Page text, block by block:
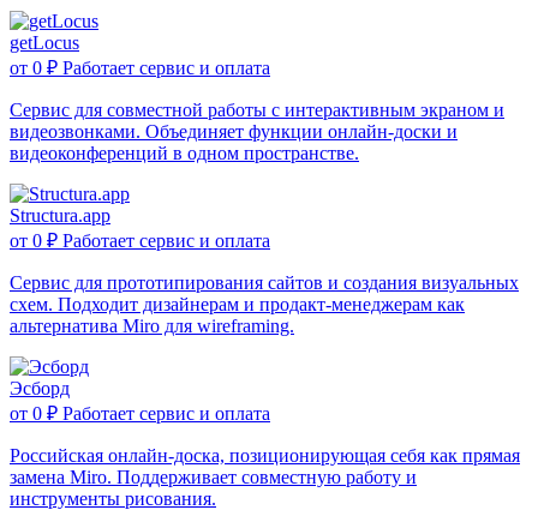
getLocus
от 0 ₽ Работает сервис и оплата
Сервис для совместной работы с интерактивным экраном и
видеозвонками. Объединяет функции онлайн-доски и
видеоконференций в одном пространстве.
Structura.app
от 0 ₽ Работает сервис и оплата
Сервис для прототипирования сайтов и создания визуальных
схем. Подходит дизайнерам и продакт-менеджерам как
альтернатива Miro для wireframing.
Эсборд
от 0 ₽ Работает сервис и оплата
Российская онлайн-доска, позиционирующая себя как прямая
замена Miro. Поддерживает совместную работу и
инструменты рисования.